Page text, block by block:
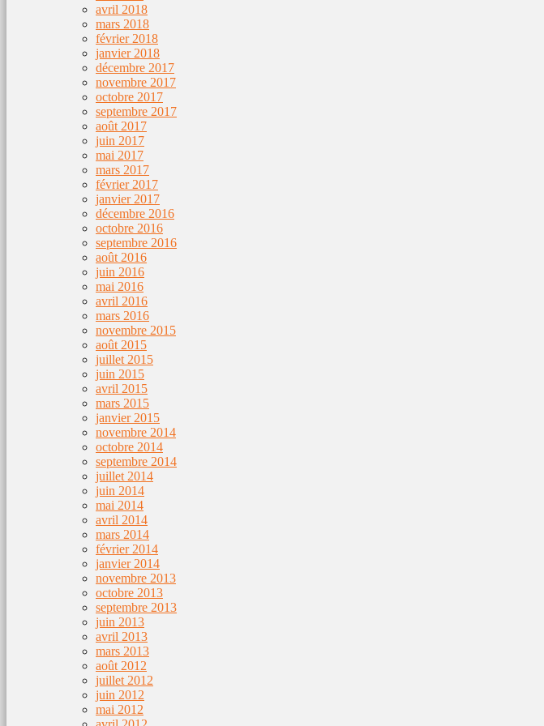
avril 2018
mars 2018
février 2018
janvier 2018
décembre 2017
novembre 2017
octobre 2017
septembre 2017
août 2017
juin 2017
mai 2017
mars 2017
février 2017
janvier 2017
décembre 2016
octobre 2016
septembre 2016
août 2016
juin 2016
mai 2016
avril 2016
mars 2016
novembre 2015
août 2015
juillet 2015
juin 2015
avril 2015
mars 2015
janvier 2015
novembre 2014
octobre 2014
septembre 2014
juillet 2014
juin 2014
mai 2014
avril 2014
mars 2014
février 2014
janvier 2014
novembre 2013
octobre 2013
septembre 2013
juin 2013
avril 2013
mars 2013
août 2012
juillet 2012
juin 2012
mai 2012